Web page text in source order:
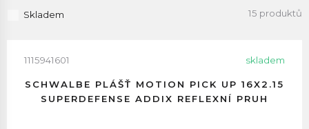
Skladem 15 produktů
1115941601 skladem
SCHWALBE PLÁŠŤ MOTION PICK UP 16X2.15
SUPERDEFENSE ADDIX REFLEXNÍ PRUH